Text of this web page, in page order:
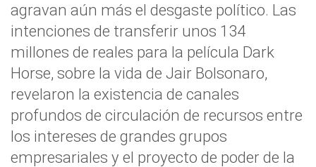
agravan aún más el desgaste político. Las
intenciones de transferir unos 134
millones de reales para la película Dark
Horse, sobre la vida de Jair Bolsonaro,
revelaron la existencia de canales
profundos de circulación de recursos entre
los intereses de grandes grupos
empresariales y el proyecto de poder de la